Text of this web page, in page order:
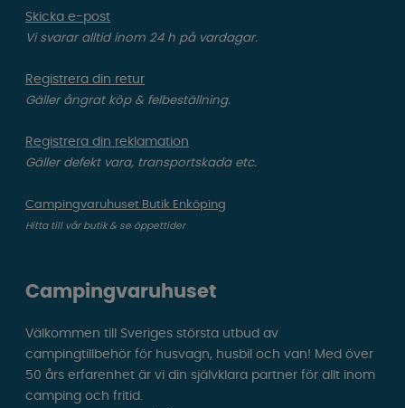
Skicka e-post
Vi svarar alltid inom 24 h på vardagar.
Registrera din retur
Gäller ångrat köp & felbeställning.
Registrera din reklamation
Gäller defekt vara, transportskada etc.
Campingvaruhuset Butik Enköping
Hitta till vår butik & se öppettider
Campingvaruhuset
Välkommen till Sveriges största utbud av
campingtillbehör för husvagn, husbil och van! Med över
50 års erfarenhet är vi din självklara partner för allt inom
camping och fritid.